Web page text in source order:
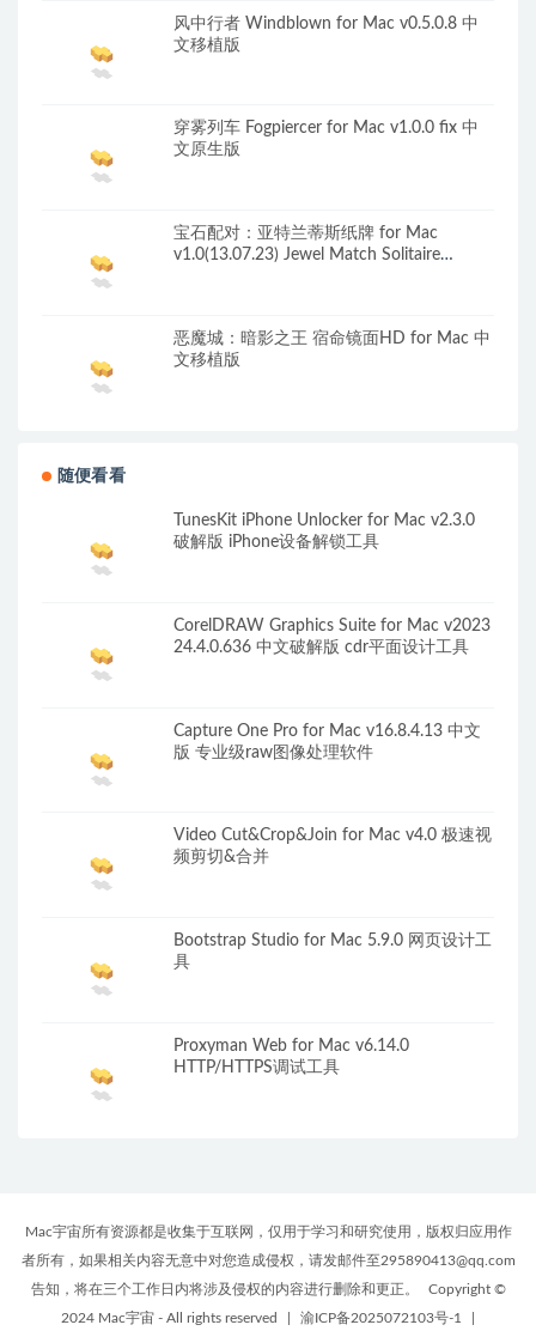
风中行者 Windblown for Mac v0.5.0.8 中
文移植版
穿雾列车 Fogpiercer for Mac v1.0.0 fix 中
文原生版
宝石配对：亚特兰蒂斯纸牌 for Mac
v1.0(13.07.23) Jewel Match Solitaire
恶魔城：暗影之王 宿命镜面HD for Mac 中
文移植版
随便看看
TunesKit iPhone Unlocker for Mac v2.3.0
破解版 iPhone设备解锁工具
CorelDRAW Graphics Suite for Mac v2023
24.4.0.636 中文破解版 cdr平面设计工具
Capture One Pro for Mac v16.8.4.13 中文
版 专业级raw图像处理软件
Video Cut&Crop&Join for Mac v4.0 极速视
频剪切&合并
Bootstrap Studio for Mac 5.9.0 网页设计工
具
Proxyman Web for Mac v6.14.0
HTTP/HTTPS调试工具
Mac宇宙所有资源都是收集于互联网，仅用于学习和研究使用，版权归应用作
者所有，如果相关内容无意中对您造成侵权，请发邮件至295890413@qq.com
告知，将在三个工作日内将涉及侵权的内容进行删除和更正。
Copyright ©
2024 Mac宇宙 - All rights reserved
渝ICP备2025072103号-1